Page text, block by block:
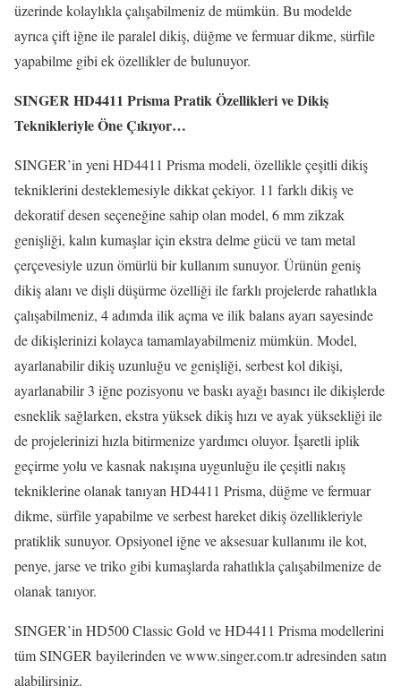
üzerinde kolaylıkla çalışabilmeniz de mümkün. Bu modelde
ayrıca çift iğne ile paralel dikiş, düğme ve fermuar dikme, sürfile
yapabilme gibi ek özellikler de bulunuyor.
SINGER HD4411 Prisma Pratik Özellikleri ve Dikiş
Teknikleriyle Öne Çıkıyor…
SINGER’in yeni HD4411 Prisma modeli, özellikle çeşitli dikiş
tekniklerini desteklemesiyle dikkat çekiyor. 11 farklı dikiş ve
dekoratif desen seçeneğine sahip olan model, 6 mm zikzak
genişliği, kalın kumaşlar için ekstra delme gücü ve tam metal
çerçevesiyle uzun ömürlü bir kullanım sunuyor. Ürünün geniş
dikiş alanı ve dişli düşürme özelliği ile farklı projelerde rahatlıkla
çalışabilmeniz, 4 adımda ilik açma ve ilik balans ayarı sayesinde
de dikişlerinizi kolayca tamamlayabilmeniz mümkün. Model,
ayarlanabilir dikiş uzunluğu ve genişliği, serbest kol dikişi,
ayarlanabilir 3 iğne pozisyonu ve baskı ayağı basıncı ile dikişlerde
esneklik sağlarken, ekstra yüksek dikiş hızı ve ayak yüksekliği ile
de projelerinizi hızla bitirmenize yardımcı oluyor. İşaretli iplik
geçirme yolu ve kasnak nakışına uygunluğu ile çeşitli nakış
tekniklerine olanak tanıyan HD4411 Prisma, düğme ve fermuar
dikme, sürfile yapabilme ve serbest hareket dikiş özellikleriyle
pratiklik sunuyor. Opsiyonel iğne ve aksesuar kullanımı ile kot,
penye, jarse ve triko gibi kumaşlarda rahatlıkla çalışabilmenize de
olanak tanıyor.
SINGER’in HD500 Classic Gold ve HD4411 Prisma modellerini
tüm SINGER bayilerinden ve www.singer.com.tr adresinden satın
alabilirsiniz.